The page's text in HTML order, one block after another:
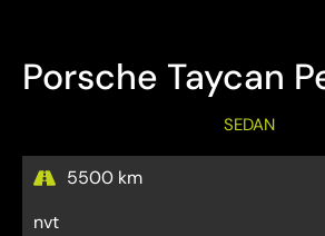
Porsche Taycan
SEDAN
5500 km
nvt